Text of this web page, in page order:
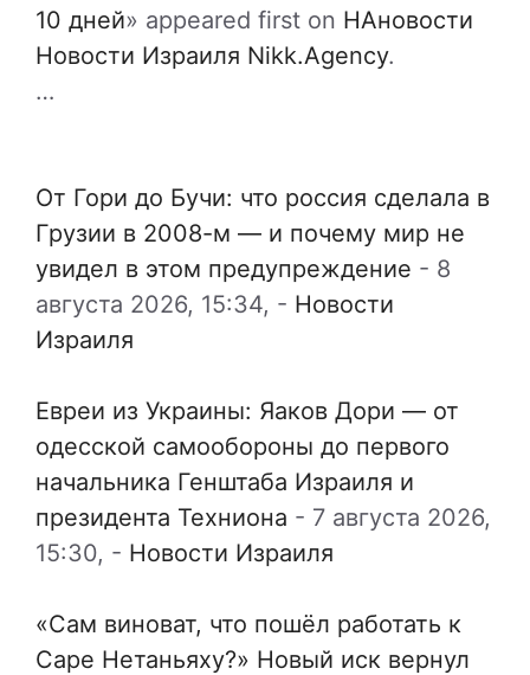
10 дней» appeared first on НАновости
Новости Израиля Nikk.Agency.
…
От Гори до Бучи: что россия сделала в
Грузии в 2008-м — и почему мир не
увидел в этом предупреждение - 8
августа 2026, 15:34, - Новости
Израиля
Евреи из Украины: Яаков Дори — от
одесской самообороны до первого
начальника Генштаба Израиля и
президента Техниона - 7 августа 2026,
15:30, - Новости Израиля
«Сам виноват, что пошёл работать к
Саре Нетаньяху?» Новый иск вернул